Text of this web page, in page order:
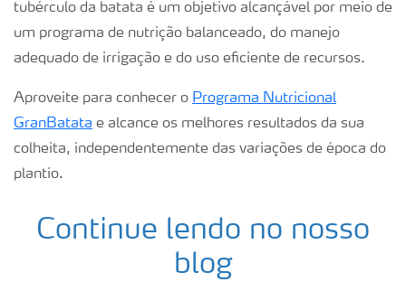
tubérculo da batata é um objetivo alcançável por meio de
um programa de nutrição balanceado, do manejo
adequado de irrigação e do uso eficiente de recursos.
Aproveite para conhecer o Programa Nutricional
GranBatata e alcance os melhores resultados da sua
colheita, independentemente das variações de época do
plantio.
Continue lendo no nosso
blog